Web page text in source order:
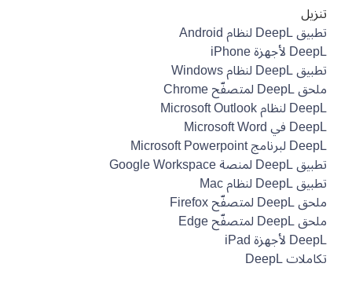
تنزيل
تطبيق DeepL لنظام Android
DeepL لأجهزة iPhone
تطبيق DeepL لنظام Windows
ملحق DeepL لمتصفّح Chrome
DeepL لنظام Microsoft Outlook
DeepL في Microsoft Word
DeepL لبرنامج Microsoft Powerpoint
تطبيق DeepL لمنصة Google Workspace
تطبيق DeepL لنظام Mac
ملحق DeepL لمتصفّح Firefox
ملحق DeepL لمتصفّح Edge
DeepL لأجهزة iPad
تكاملات DeepL